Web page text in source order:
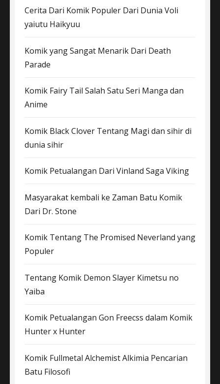
Cerita Dari Komik Populer Dari Dunia Voli
yaiutu Haikyuu
Komik yang Sangat Menarik Dari Death
Parade
Komik Fairy Tail Salah Satu Seri Manga dan
Anime
Komik Black Clover Tentang Magi dan sihir di
dunia sihir
Komik Petualangan Dari Vinland Saga Viking
Masyarakat kembali ke Zaman Batu Komik
Dari Dr. Stone
Komik Tentang The Promised Neverland yang
Populer
Tentang Komik Demon Slayer Kimetsu no
Yaiba
Komik Petualangan Gon Freecss dalam Komik
Hunter x Hunter
Komik Fullmetal Alchemist Alkimia Pencarian
Batu Filosofi